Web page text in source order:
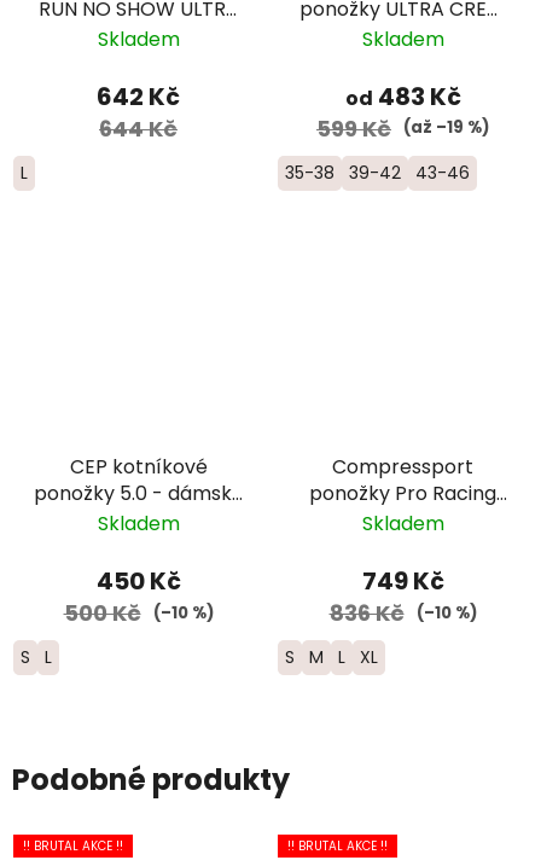
RUN NO SHOW ULTRA
Lightweight Merino -
Skladem
642 Kč
644 Kč
L
ponožky ULTRA CREW
- žlutá/růžová
Skladem
od 483 Kč
599 Kč (až –19 %)
35-38 39-42 43-46
CEP kotníkové
ponožky 5.0 - dámské
– černá
Skladem
450 Kč
500 Kč (–10 %)
S L
Compressport
ponožky Pro Racing
Winter Run - černá
Skladem
749 Kč
836 Kč (–10 %)
S M L XL
Podobné produkty
!! BRUTAL AKCE !! !! BRUTAL AKCE !!